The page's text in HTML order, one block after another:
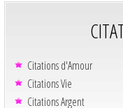
Citations d'Amour
Citations Vie
Citations Argent